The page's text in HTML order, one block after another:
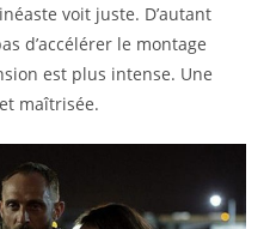
voit juste. D’autant
d’accélérer le montage
est plus intense. Une
maîtrisée.